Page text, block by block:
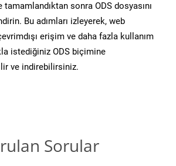
tamamlandıktan sonra ODS dosyasını
Bu adımları izleyerek, web
erişim ve daha fazla kullanım
istediğiniz ODS biçimine
ve indirebilirsiniz.
Sorular